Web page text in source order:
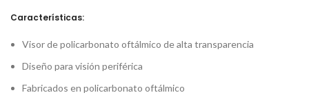
Características:
Visor de policarbonato oftálmico de alta transparencia
Diseño para visión periférica
Fabricados en policarbonato oftálmico